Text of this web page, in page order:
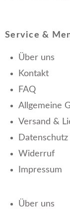
Service &
Über uns
Kontakt
FAQ
Allgemeine
Versand &
Datenschutz
Widerruf
Impressum
Über uns